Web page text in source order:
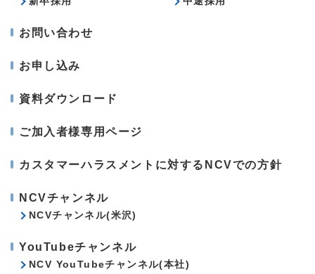
お問い合わせ
お申し込み
資料ダウンロード
ご加入者様専用ページ
カスタマーハラスメントに対するNCVでの方針
NCVチャンネル
NCVチャンネル(米沢)
YouTubeチャンネル
NCV YouTubeチャンネル(本社)